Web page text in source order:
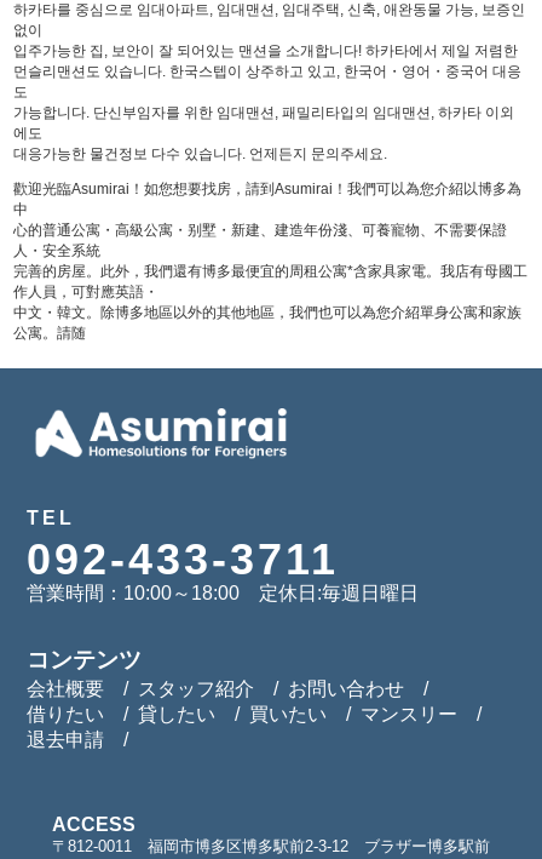
하카타를 중심으로 임대아파트, 임대맨션, 임대주택, 신축, 애완동물 가능, 보증인
없이
입주가능한 집, 보안이 잘 되어있는 맨션을 소개합니다! 하카타에서 제일 저렴한
먼슬리맨션도 있습니다. 한국스텝이 상주하고 있고, 한국어・영어・중국어 대응
도
가능합니다. 단신부임자를 위한 임대맨션, 패밀리타입의 임대맨션, 하카타 이외
에도
대응가능한 물건정보 다수 있습니다. 언제든지 문의주세요.
歡迎光臨Asumirai！如您想要找房，請到Asumirai！我們可以為您介紹以博多為
中
心的普通公寓・高級公寓・别墅・新建、建造年份淺、可養寵物、不需要保證
人・安全系統
完善的房屋。此外，我們還有博多最便宜的周租公寓*含家具家電。我店有母國工
作人員，可對應英語・
中文・韓文。除博多地區以外的其他地區，我們也可以為您介紹單身公寓和家族
公寓。請随
TEL
092-433-3711
営業時間：10:00～18:00 定休日:毎週日曜日
コンテンツ
会社概要 スタッフ紹介
お問い合わせ
借りたい
貸したい 買いたい
マンスリー
退去申請
ACCESS
〒812-0011 福岡市博多区博多駅前2-3-12 ブラザー博多駅前